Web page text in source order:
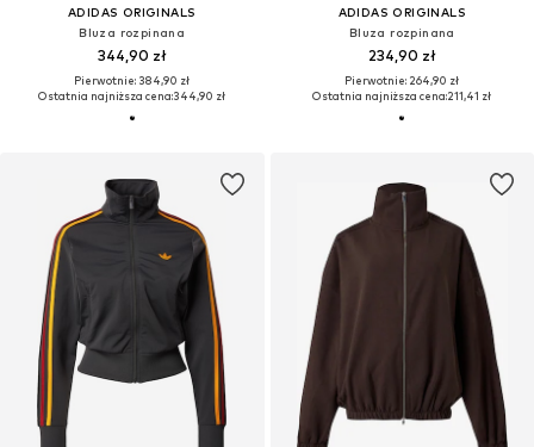
ADIDAS ORIGINALS
Bluza rozpinana
344,90 zł
Pierwotnie: 384,90 zł
Ostatnia najniższa cena:344,90 zł
ADIDAS ORIGINALS
Bluza rozpinana
234,90 zł
Pierwotnie: 264,90 zł
Ostatnia najniższa cena:211,41 zł